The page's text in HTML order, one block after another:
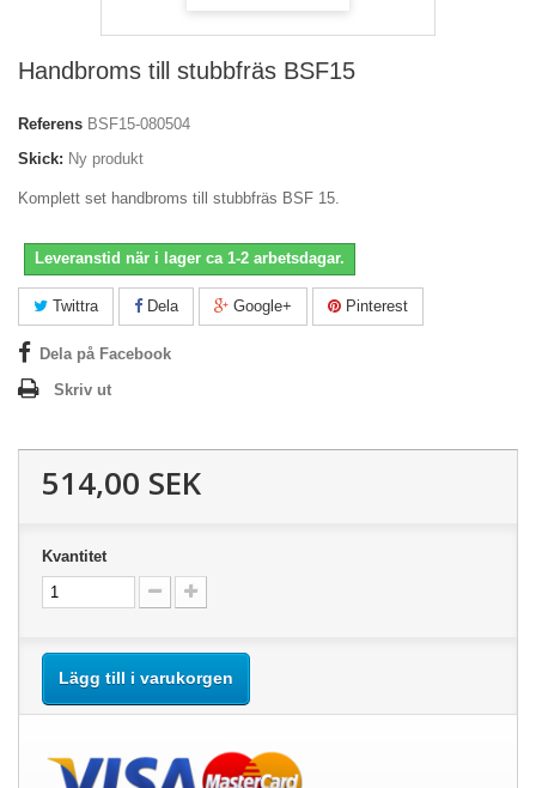
Handbroms till stubbfräs BSF15
Referens BSF15-080504
Skick: Ny produkt
Komplett set handbroms till stubbfräs BSF 15.
Leveranstid när i lager ca 1-2 arbetsdagar.
Twittra Dela Google+ Pinterest
Dela på Facebook
Skriv ut
514,00 SEK
Kvantitet
Lägg till i varukorgen